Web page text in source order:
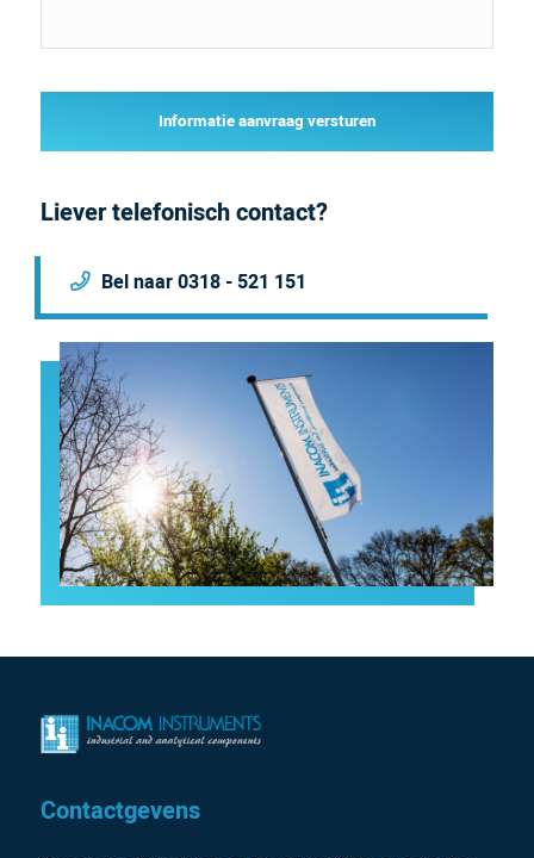
Informatie aanvraag versturen
Liever telefonisch contact?
Bel naar 0318 - 521 151
Contactgevens